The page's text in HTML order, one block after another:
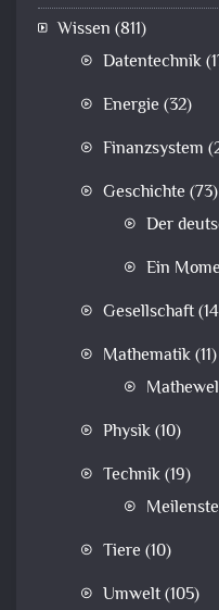
Wissen (811)
Datentechnik
Energie (32)
Finanzsystem
Geschichte (73)
Der
Ein
Gesellschaft
Mathematik(11)
Physik(10)
Technik(19)
Tiere (10)
Umwelt(105)